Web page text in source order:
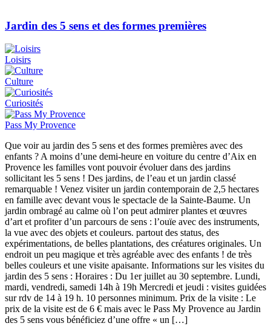
Jardin des 5 sens et des formes premières
Loisirs
Culture
Curiosités
Pass My Provence
Que voir au jardin des 5 sens et des formes premières avec des
enfants ? A moins d’une demi-heure en voiture du centre d’Aix en
Provence les familles vont pouvoir évoluer dans des jardins
sollicitant les 5 sens ! Des jardins, de l’eau et un jardin classé
remarquable ! Venez visiter un jardin contemporain de 2,5 hectares
en famille avec devant vous le spectacle de la Sainte-Baume. Un
jardin ombragé au calme où l’on peut admirer plantes et œuvres
d’art et profiter d’un parcours de sens : l’ouïe avec des instruments,
la vue avec des objets et couleurs. partout des status, des
expérimentations, de belles plantations, des créatures originales. Un
endroit un peu magique et très agréable avec des enfants ! de très
belles couleurs et une visite apaisante. Informations sur les visites du
jardin des 5 sens : Horaires : Du 1er juillet au 30 septembre. Lundi,
mardi, vendredi, samedi 14h à 19h Mercredi et jeudi : visites guidées
sur rdv de 14 à 19 h. 10 personnes minimum. Prix de la visite : Le
prix de la visite est de 6 € mais avec le Pass My Provence au Jardin
des 5 sens vous bénéficiez d’une offre « un […]